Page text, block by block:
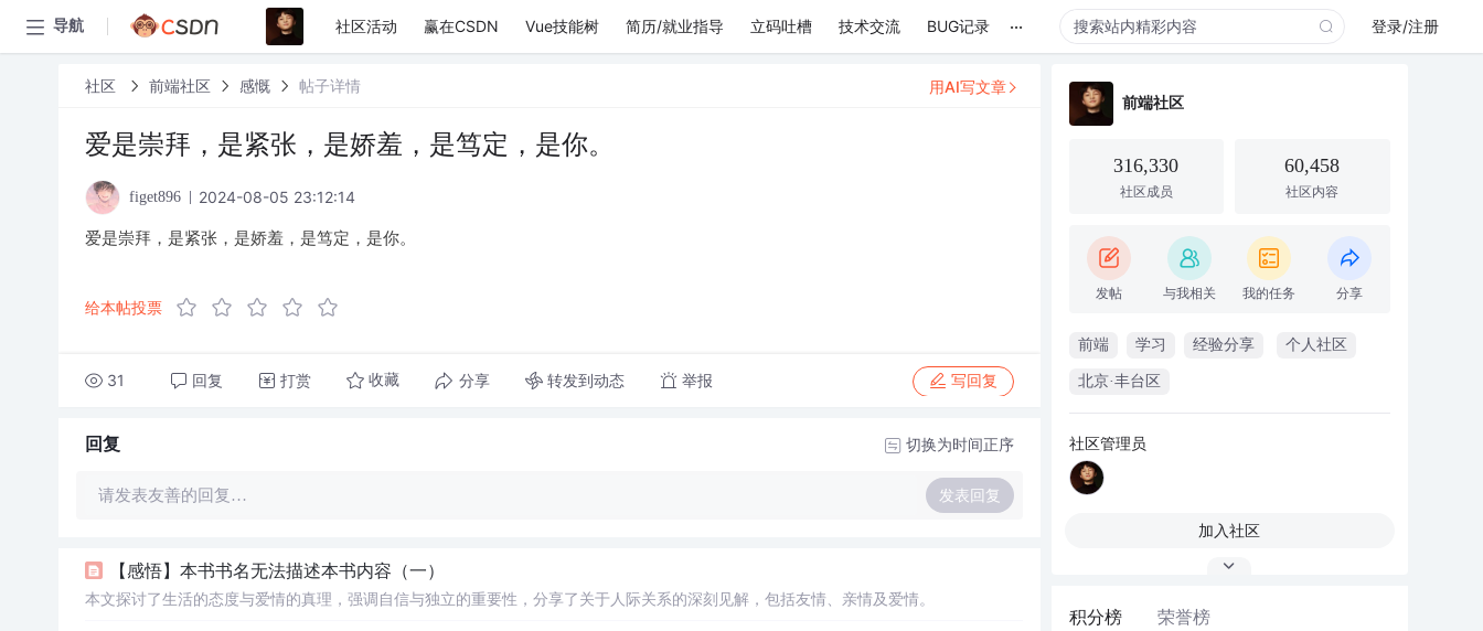
导航 社区活动 赢在CSDN Vue技能树 简历/就业指导 立码吐槽 技术交流 BUG记录 ... 登录/注册
社区 前端社区 感慨 帖子详情
爱是崇拜，是紧张，是娇羞，是笃定，是你。
figet896 2024-08-05 23:12:14
爱是崇拜，是紧张，是娇羞，是笃定，是你。
给本帖投票
31 回复 打赏 收藏 分享 转发到动态 举报 写回复
用AI写文章
回复 切换为时间正序
请发表友善的回复… 发表回复
【感悟】本书书名无法描述本书内容（一）
本文探讨了生活的态度与爱情的真理，强调自信与独立的重要性，分享了关于人际关系的深刻见解，包括友情、亲情及爱情。
前端社区
316,330
社区成员
60,458
社区内容
发帖 与我相关 我的任务 分享
前端 学习 经验分享 个人社区
北京·丰台区
社区管理员
加入社区
积分榜 荣誉榜